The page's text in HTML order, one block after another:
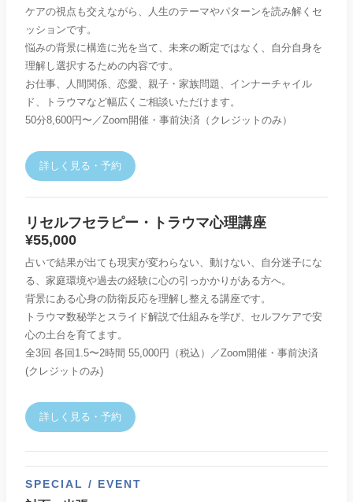
ケアの視点も交えながら、人生のテーマやパターンを読み解くセ
ッションです。
悩みの背景に構造に光を当て、未来の断定ではなく、自分自身を
理解し選択するための内容です。
お仕事、人間関係、恋愛、親子・家族問題、インナーチャイル
ド、トラウマなど幅広くご相談いただけます。
50分8,600円〜／Zoom開催・事前決済（クレジットのみ）
詳しく見る・予約
リセルフセラピー・トラウマ心理講座
¥55,000
占いで結果が出ても現実が変わらない、動けない、自分迷子にな
る、家庭環境や過去の経験に心の引っかかりがある方へ。
背景にある心身の防衛反応を理解し整える講座です。
トラウマ数秘学とスライド解説で仕組みを学び、セルフケアで安
心の土台を育てます。
全3回 各回1.5〜2時間 55,000円（税込）／Zoom開催・事前決済
(クレジットのみ)
詳しく見る・予約
SPECIAL / EVENT